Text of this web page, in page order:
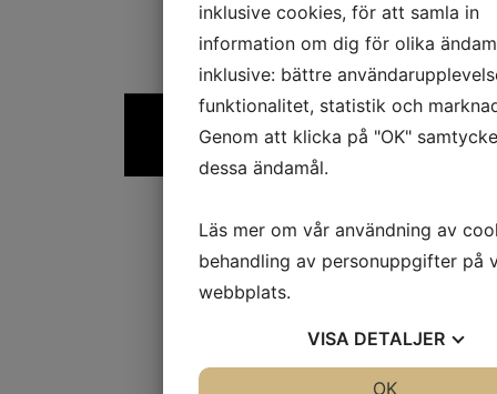
inklusive cookies, för att samla in
information om dig för olika
inklusive: bättre
funktionalitet, statistik och
Genom att klicka på "OK"
dessa ändamål.
Läs mer om vår användning av
behandling av personuppgifter på
webbplats.
VISA DETALJER
OK